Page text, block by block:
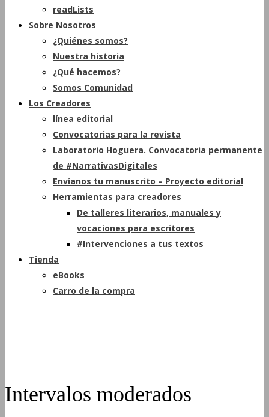
readLists
Sobre Nosotros
¿Quiénes somos?
Nuestra historia
¿Qué hacemos?
Somos Comunidad
Los Creadores
línea editorial
Convocatorias para la revista
Laboratorio Hoguera. Convocatoria permanente
de #NarrativasDigitales
Envíanos tu manuscrito – Proyecto editorial
Herramientas para creadores
De talleres literarios, manuales y
vocaciones para escritores
#Intervenciones a tus textos
Tienda
eBooks
Carro de la compra
Intervalos moderados